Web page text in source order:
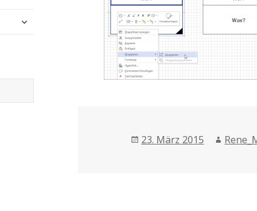
expand
Posted
23. März 2015 Author